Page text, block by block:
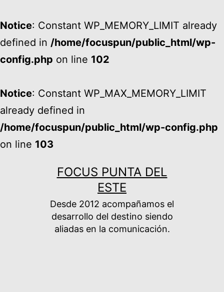
Notice: Constant WP_MEMORY_LIMIT already
defined in /home/focuspun/public_html/wp-
config.php on line 102
Notice: Constant WP_MAX_MEMORY_LIMIT
already defined in
/home/focuspun/public_html/wp-config.php
on line 103
FOCUS PUNTA DEL
ESTE
Desde 2012 acompañamos el
desarrollo del destino siendo
aliadas en la comunicación.